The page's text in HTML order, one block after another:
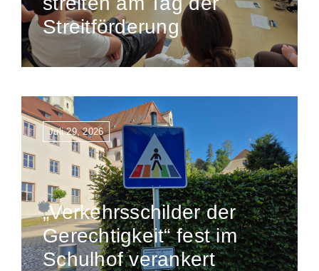
Streitförderung
Juli 29, 2026
„Verkehrsschilder der
Gerechtigkeit“ fest im
Schulhof verankert